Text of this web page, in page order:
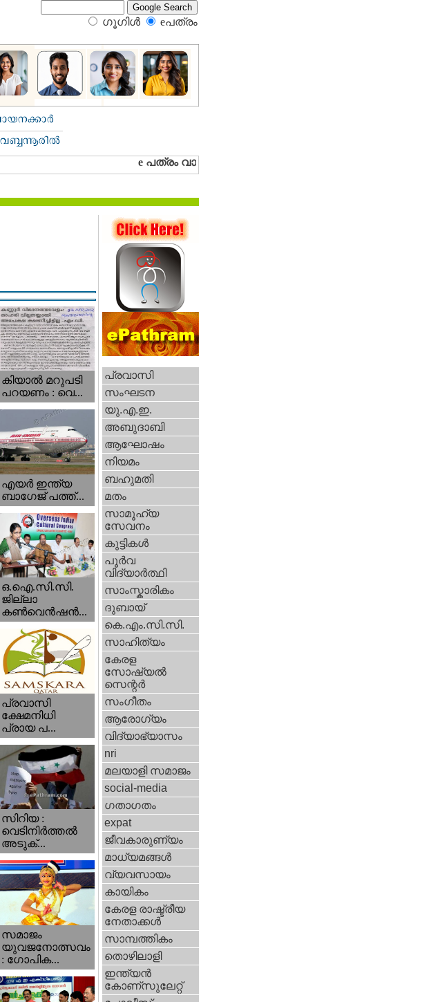
ഗൂഗിള്‍ eപത്രം‍
കിയാല്‍ മറുപടി
പറയണം : വെ...
എയര്‍ ഇന്ത്യ
ബാഗേജ് പത്ത്...
ഒ.ഐ.സി.സി.
ജില്ലാ
കൺവെൻഷൻ...
പ്രവാസി
ക്ഷേമനിധി
പ്രായ പ...
സിറിയ :
വെടിനിർത്തൽ
അടുക്...
സമാജം
യുവജനോത്സവം
: ഗോപിക...
പ്രവാസി
സംഘടന
യു.എ.ഇ.
അബുദാബി
ആഘോഷം
നിയമം
ബഹുമതി
മതം
സാമൂഹ്യ
സേവനം
കുട്ടികള്‍
പൂര്‍വ
വിദ്യാര്‍ത്ഥി
സാംസ്കാരികം
ദുബായ്‌
കെ.എം.സി.സി.
സാഹിത്യം
കേരള
സോഷ്യല്‍
സെന്റര്‍
സംഗീതം
ആരോഗ്യം
വിദ്യാഭ്യാസം
nri
മലയാളി സമാജം
social-media
ഗതാഗതം
expat
ജീവകാരുണ്യം
മാധ്യമങ്ങള്‍
വ്യവസായം
കായികം
കേരള രാഷ്ട്രീയ
നേതാക്കള്‍
സാമ്പത്തികം
തൊഴിലാളി
ഇന്ത്യന്‍
കോണ്സുലേറ്റ്